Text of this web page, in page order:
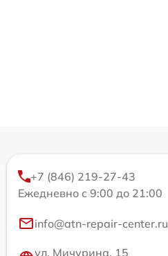
+7 (846) 219-27-43
Ежедневно с 9:00 до 21:00
info@atn-repair-center.ru
ул. Мичурина, 15